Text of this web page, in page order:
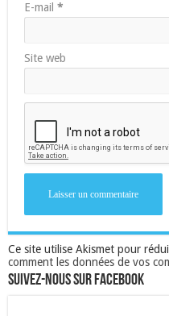
E-mail *
Site web
Ce site utilise Akismet pour
comment les données de vos
Suivez-nous sur Facebook